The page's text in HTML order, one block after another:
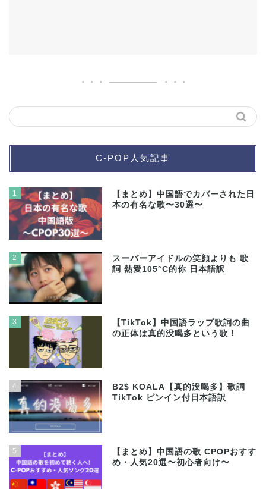
C-POP人気記事
1
【まとめ】中国語でカバーされた日
本の有名な歌〜30選〜
2
スーパーアイドルの笑顔よりも 歌
詞 熱愛105°C的你 日本語訳
3
【TikTok】中国語ラップ歌詞の曲
の正体は真的没喝多という歌！
4
B2$ KOALA【真的没喝多】歌詞
TikTok ピンイン付日本語訳
5
【まとめ】中国語の歌 CPOPおすす
め・人気20選〜初心者向け〜